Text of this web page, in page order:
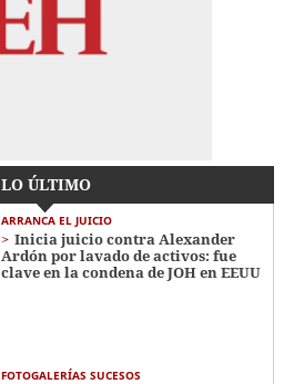
LO ÚLTIMO
ARRANCA EL JUICIO
Inicia juicio contra Alexander
Ardón por lavado de activos: fue
clave en la condena de JOH en EEUU
FOTOGALERÍAS SUCESOS